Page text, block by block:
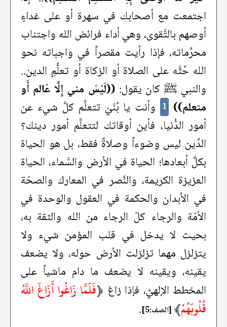
اجتمعت مع أصحابك في سهرة أو على غداءٍ
أوصهم بالتَّقوى، وهي أداء فرائض الله واجتناب
محرَّماته، فإذا رأيت مقصراً في واجباته نحو
الله حُثَّه على الصلاة أو الزكاة أو تعلُّمِ الدين..
والنبي ﷺ كان يقول: ((لَيْسَ مني إِلَّا عَالم أَو
متعلم)) 1 وأنت يا بُنَيّ تتعلَّم كلَّ شيء عن
أمور الدُّنيا، فأين أوقاتك لتتعلَّم أمور دينك؟
الدِّين ليس وضوءاً وصلاةً فقط، بل هو الحياة
بكلِّ أبعادها؛ الحياة في الأرض والسَّماء، الحياة
العزيزة الكريمة، والنَّصر في المعارك والصحّة
في الأبدان والحكمة في العقول والوحدة في
الأمّة والرجاء كلّ الرجاء من الله والثقة به،
بحيث لا يدخل في قلب المؤمن شيء ولا
يتزلزل مهما تزلزلت الأرض حوله، ولا يضعف
يقينه، ويقينه لا يضعف ما دام ماشياً على
المخطط الإلهيِّ، فإذا زاغ ﴿فَلَمَّا زَاغُوا أَزَاغَ اللَّهُ
قُلُوبَهُمْ﴾ [الصف:5] .